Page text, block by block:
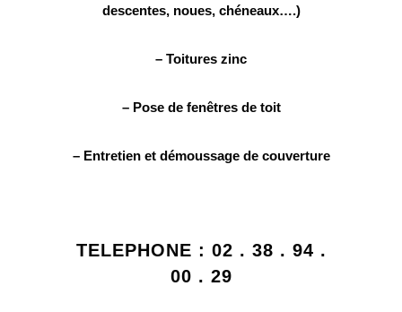
descentes, noues, chéneaux….)
– Toitures zinc
– Pose de fenêtres de toit
– Entretien et démoussage de couverture
TELEPHONE : 02 . 38 . 94 .
00 . 29